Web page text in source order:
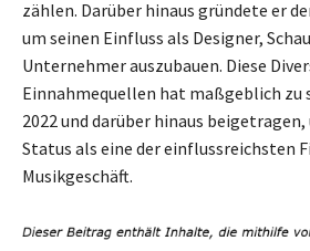
zählen. Darüber hinaus gründete er
um seinen Einfluss als Designer,
Unternehmer auszubauen. Diese
Einnahmequellen hat maßgeblich zu
2022 und darüber hinaus
Status als eine der einflussreichsten
Musikgeschäft.